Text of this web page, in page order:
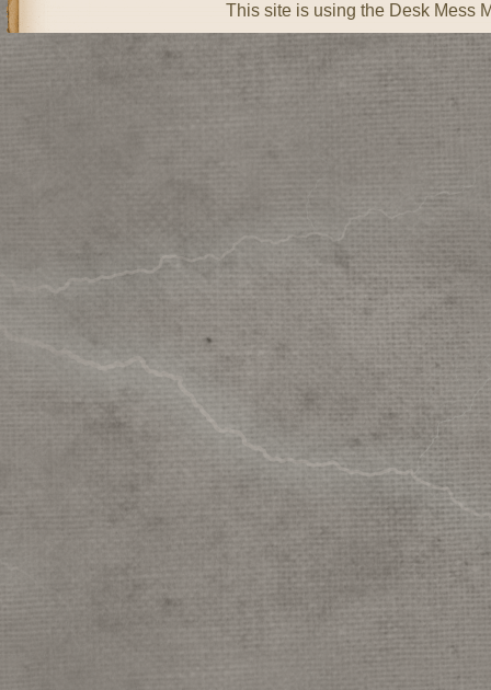
This site is using the Desk Mess